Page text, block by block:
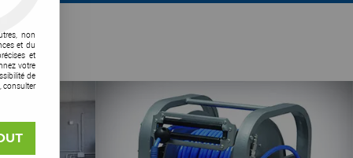
non
et du
et
votre
de
consulter